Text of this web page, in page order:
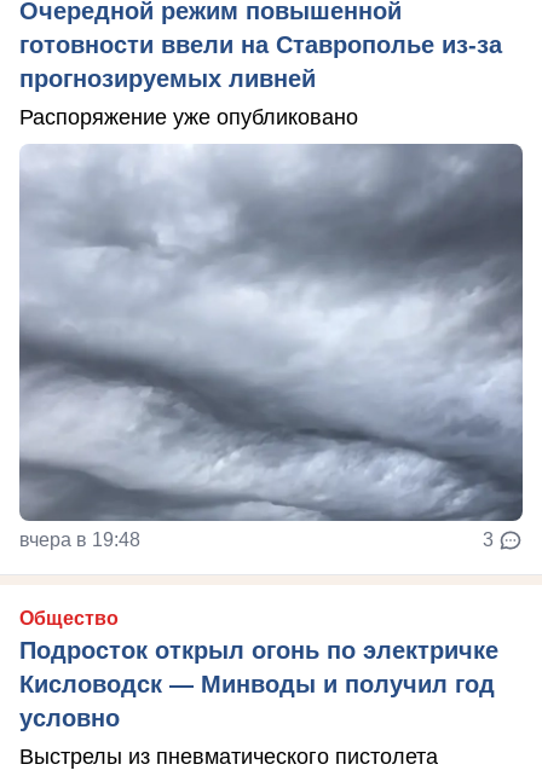
Очередной режим повышенной
готовности ввели на Ставрополье из-за
прогнозируемых ливней
Распоряжение уже опубликовано
вчера в 19:48 3
Общество
Подросток открыл огонь по электричке
Кисловодск — Минводы и получил год
условно
Выстрелы из пневматического пистолета